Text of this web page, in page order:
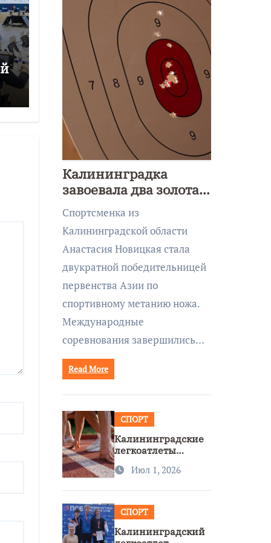
Калининградка
завоевала два золота
первенства Азии по
метанию ножа
Спортсменка из
Калининградской области
Анастасия Новицкая стала
двукратной победительницей
первенства Азии по
спортивному метанию ножа.
Международные
соревнования завершились…
Read More
СПОРТ
Калининградские
легкоатлеты
бронзы на
Июл 1, 2026
СПОРТ
Калининградский